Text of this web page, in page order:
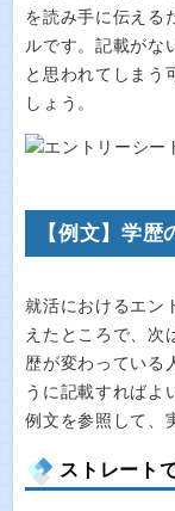
を読み手に伝える
ルです。記載がな
と思われてしまう
しょう。
【例文】学歴
就活におけるエン
えたところで、次
歴が変わっている
うに記載すればよ
例文を参照して、
ストレート